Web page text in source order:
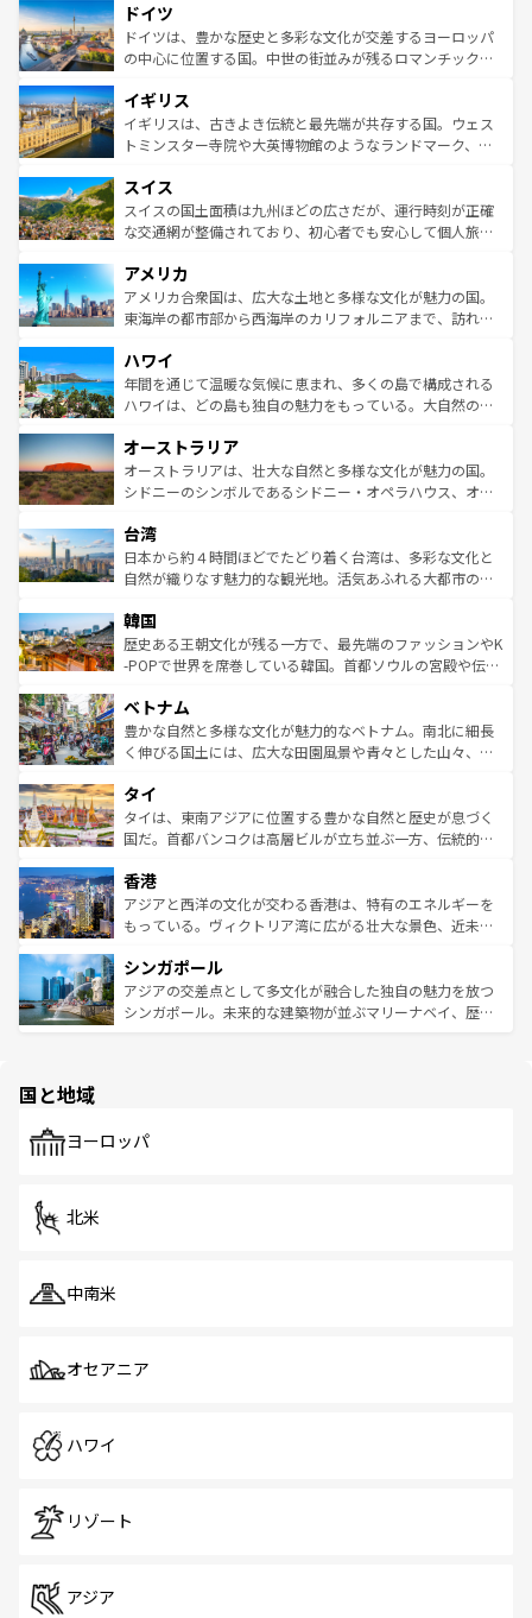
の城塞都市、穏やかなビーチリゾートまで多彩な表情を見
せる。地方によって風土や気候が異なるスペインはその個
性で訪れる人を魅了する。 なお、新着のスペイン情報はコ
で、幅広い魅力が詰まっている。華麗な宮殿、歴史的な大
聖堂、美しいビーチ、そして豊かな自然が、訪れる者を心
から魅了する。また、フランスは美食の国としても知ら
いる。シャンパンの発祥地であるランス、プロヴァンスの
香り高いラベンダー畑など、多彩な楽しみ方が可能だ。さ
らに、パリ以外の地域にも魅力が溢れており、どの街角に
れる地方に足を運ぶとそれぞれで全く異なる文化を体験で
きるだろう。 なお、新着のフランス情報はコンテンツ一覧
を参照してほしい。
ドイツ
ドイツは、豊かな歴史と多彩な文化が交差するヨーロッパ
の中心に位置する国。中世の街並みが残るロマンチック街
顔を持つこの国は、どこを歩いても飽きることがない。ベ
ルリンの文化的活気、バイエルン州のアルプスの絶景、そ
してライン川沿いのワイン畑といった風景は必見。ビール
は、お酒好きな人にはぜひ体験してほしい。 なお、新着の
ドイツ情報はコンテンツ一覧を参照してほしい。
イギリス
イギリスは、古きよき伝統と最先端が共存する国。ウェス
トミンスター寺院や大英博物館のようなランドマーク、歴
リアごとに異なる魅力がある。また、優雅なアフタヌーン
ティー、ビール好きにはたまらない英国パブ、サッカー観
戦など、本場だからこそできる体験も豊富。イギリスを旅
ンツ一覧を参照してほしい。
スイス
スイスの国土面積は九州ほどの広さだが、運行時刻が正確
な交通網が整備されており、初心者でも安心して個人旅行
の建物がそのまま残る町や、スイスならではのユニークな
博物館もあり、アルプス観光だけでなく町歩きも満喫する
ことができる。国民の所得が高いため物価も高いが、旅行
ば市内交通費無料で観光を楽しむこともできる。 なお、新
着のスイス情報はコンテンツ一覧 を参照してほしい。
アメリカ
アメリカ合衆国は、広大な土地と多様な文化が魅力の国。
東海岸の都市部から西海岸のカリフォルニアまで、訪れる
のような巨大都市は、観光、ショッピング、エンターテイ
ンメントが詰まった刺激的なスポットだ。一方、アメリカ
西部には大自然が広がり、グランドキャニオンやイエロー
部のニューオーリンズでは、音楽と美食が融合した独特の
文化が魅力。旅行者はアメリカの各地域で異なる魅力を楽
しみながら、その多様性と豊かな歴史を感じることができ
ならではの贅沢な旅のスタイルだ。 なお、新着のアメリカ
情報はコンテンツ一覧を参照してほしい。
ハワイ
年間を通じて温暖な気候に恵まれ、多くの島で構成される
ハワイは、どの島も独自の魅力をもっている。大自然の神
ワイ島は見逃せない。また、定番の観光地といえばオアフ
島だが、静かな自然を求めるならマウイ島やカウアイ島が
おすすめ。エメラルドグリーンに輝く海をはじめ、豊かな
れるおもてなしの心で訪れる人々を迎えてくれるハワイの
人々、おいしいローカルフードやハワイアンミュージッ
ク、伝統的なフラダンスなど、すべてがハワイの魅力を彩
ワイを、存分に味わってほしい。 なお、新着のハワイ情報
はコンテンツ一覧を参照してほしい。
オーストラリア
オーストラリアは、壮大な自然と多様な文化が魅力の国。
シドニーのシンボルであるシドニー・オペラハウス、オー
リアリーフや大陸中央部にそびえるウルル（エアーズロッ
ク）、タスマニアの美しい原生林やケアンズの熱帯雨林な
ど、見どころがたくさん。また、カフェやワイン、オージ
いる。アクティビティも充実しており、サーフィンやダイ
ビング、ハイキングなど、アウトドア好きにはたまらな
い。オーストラリアの多彩な魅力を存分に味わいつくそ
参照してほしい。
台湾
日本から約４時間ほどでたどり着く台湾は、多彩な文化と
自然が織りなす魅力的な観光地。活気あふれる大都市の台
ン）、静ひつな山岳地帯である台湾東部など、都市の喧騒
と山間の静けさが共存しており、訪れる人に新しい発見と
驚きをもたらしてくれる。また、奥深い台湾の食文化も魅
容にもいいと評判のスイーツなど、バラエティ豊かな料理
が味わえる。 なお、新着の台湾情報は コンテンツ一覧を参
照してほしい。
韓国
歴史ある王朝文化が残る一方で、最先端のファッションやK
-POPで世界を席巻している韓国。首都ソウルの宮殿や伝統
き、地方に足を延ばせば四季折々の自然美を楽しむことが
できる。そして、キムチや焼肉、絶品のストリートフード
まで、さまざまな韓国料理が待っている。夜には、韓国な
リティに包まれながら、韓国の多彩な魅力を心ゆくまで味
わってみてほしい。 なお、新着の韓国情報はコンテンツ一
覧を参照してほしい。
ベトナム
豊かな自然と多様な文化が魅力的なベトナム。南北に細長
く伸びる国土には、広大な田園風景や青々とした山々、世
急速な発展と共に伝統が息づく。ハノイの古い町並みやホ
ーチミン市のフランス統治時代の建物も、独特の雰囲気を
醸し出している。また、バラエティの豊かさとおいしさで
とつ。フォーやバインミー、ベトナムコーヒーなどは、ぜ
ひ現地で味わいたい。どの地域を訪れてもあたたかい人々
が旅行者を迎えてくれるので、きっと忘れられない旅にな
参照してほしい。
タイ
タイは、東南アジアに位置する豊かな自然と歴史が息づく
国だ。首都バンコクは高層ビルが立ち並ぶ一方、伝統的な
の活気が交差している。北部ではチェンマイなどの山岳地
帯で自然と触れ合い、南部ではプーケットやクラビの美し
いビーチでリゾート気分を楽しむことができる。タイ料理
激する。気候は一年中温暖で、どの季節にも異なる楽しみ
が待っている。親しみやすいタイの人々、仏教を中心とし
た文化、そして多様な観光資源が、訪れる旅人を魅了し続
香港
アジアと西洋の文化が交わる香港は、特有のエネルギーを
もっている。ヴィクトリア湾に広がる壮大な景色、近未来
み、どこを訪れても感動するはず。観光スポットが密集し
ており、効率よく見どころを回れるのも魅力。息をのむよ
うな絶景から文化的な体験まで、香港を存分に楽しみ尽く
シンガポール
アジアの交差点として多文化が融合した独自の魅力を放つ
シンガポール。未来的な建築物が並ぶマリーナベイ、歴史
で、ホーカーズは地元の風情を楽しめる外せないスポット
国と地域
ヨーロッパ
北米
中南米
オセアニア
ハワイ
リゾート
アジア